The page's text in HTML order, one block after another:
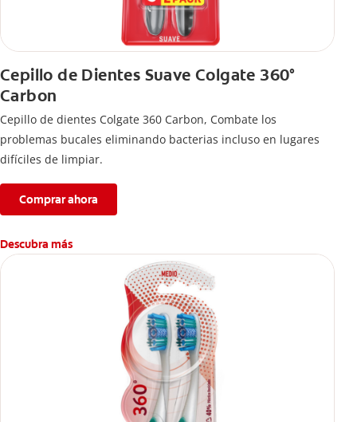
Cepillo de Dientes Suave Colgate 360°
Carbon
Cepillo de dientes Colgate 360 ​​Carbon, Combate los
problemas bucales eliminando bacterias incluso en lugares
difíciles de limpiar.
Comprar ahora
Descubra más